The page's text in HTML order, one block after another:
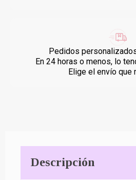
Pedidos
En 24 horas o menos, lo
Elige el envío que
Descripción